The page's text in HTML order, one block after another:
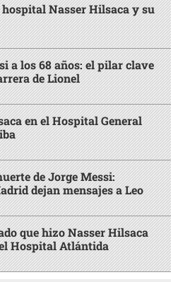
hospital Nasser Hilsaca y su
a los 68 años: el pilar clave
de Lionel
en el Hospital General
de Jorge Messi:
dejan mensajes a Leo
que hizo Nasser Hilsaca
Hospital Atlántida